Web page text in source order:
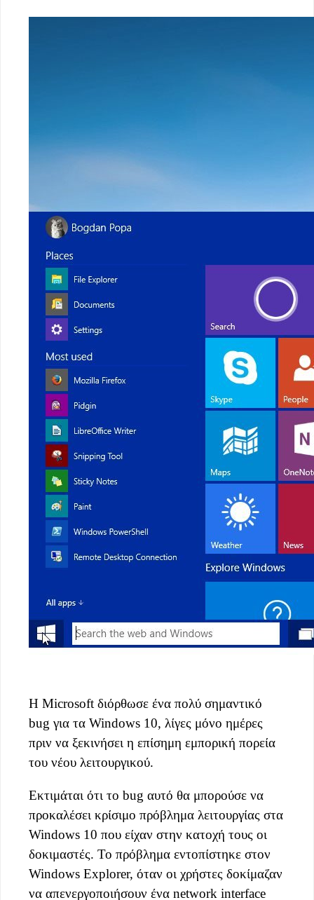
H Microsoft διόρθωσε ένα πολύ σημαντικό
bug για τα Windows 10, λίγες μόνο ημέρες
πριν να ξεκινήσει η επίσημη εμπορική πορεία
του νέου λειτουργικού.
Εκτιμάται ότι το bug αυτό θα μπορούσε να
προκαλέσει κρίσιμο πρόβλημα λειτουργίας στα
Windows 10 που είχαν στην κατοχή τους οι
δοκιμαστές. Το πρόβλημα εντοπίστηκε στον
Windows Explorer, όταν οι χρήστες δοκίμαζαν
να απενεργοποιήσουν ένα network interface